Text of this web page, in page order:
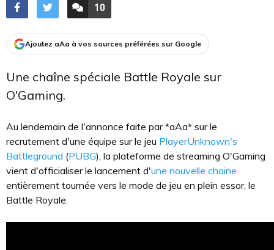
ACCÉDER AUX
10
COMMENTAIRES
Ajoutez aAa à vos sources préférées sur Google
Une chaîne spéciale Battle Royale sur
O'Gaming.
Au lendemain de l'annonce faite par *aAa* sur le
recrutement d'une équipe sur le jeu PlayerUnknown's
Battleground (PUBG), la plateforme de streaming O'Gaming
vient d'officialiser le lancement d'une nouvelle chaine
entièrement tournée vers le mode de jeu en plein essor, le
Battle Royale.